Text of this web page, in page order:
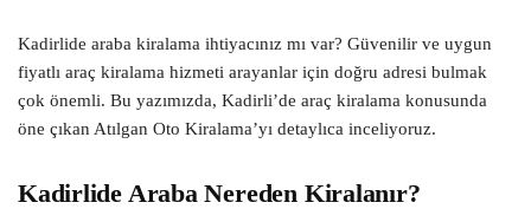
Kadirlide araba kiralama ihtiyacınız mı var? Güvenilir ve uygun
fiyatlı araç kiralama hizmeti arayanlar için doğru adresi bulmak
çok önemli. Bu yazımızda, Kadirli’de araç kiralama konusunda
öne çıkan Atılgan Oto Kiralama’yı detaylıca inceliyoruz.
Kadirlide Araba Nereden Kiralanır?